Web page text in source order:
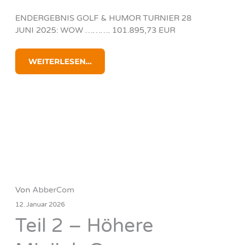
ENDERGEBNIS GOLF & HUMOR TURNIER 28
JUNI 2025: WOW ………. 101.895,73 EUR
WEITERLESEN...
Von AbberCom
12. Januar 2026
Teil 2 – Höhere